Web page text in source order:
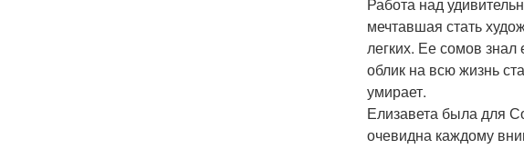
мечтавшая стать
легких. Ее сомов
облик на всю жизнь
умирает.
Елизавета была для
очевидна каждому